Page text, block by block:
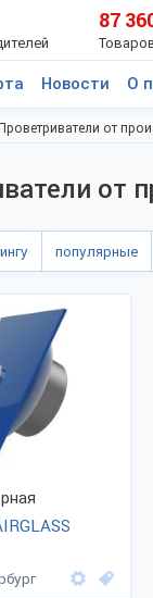
87
Новости О
Проветриватели от
от
популярные